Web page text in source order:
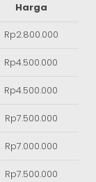
Harga
Rp2.800.000
Rp4.500.000
Rp4.500.000
Rp7.500.000
Rp7.000.000
Rp7.500.000